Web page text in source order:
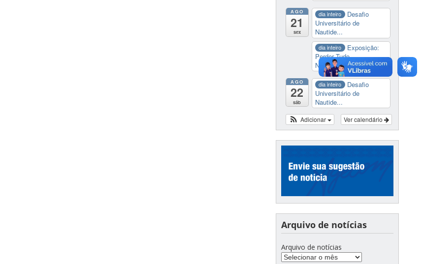
AGO
21
sex
dia inteiro
Desafio
Universitário de
Nautide...
dia inteiro
Exposição:
Perder Tudo.
Novament...
AGO
22
sáb
dia inteiro
Desafio
Universitário de
Nautide...
Ver calendário
Adicionar
Arquivo de notícias
Arquivo de notícias